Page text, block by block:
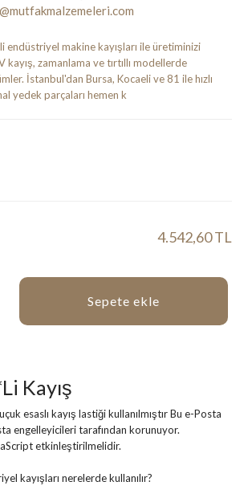
4.542,60 TL
Sepete ekle
Kayış
esaslı kayış lastiği kullanılmıştırBu e-Posta
engelleyicileri tarafından korunuyor.
etkinleştirilmelidir.
kayışları nerelerde kullanılır?